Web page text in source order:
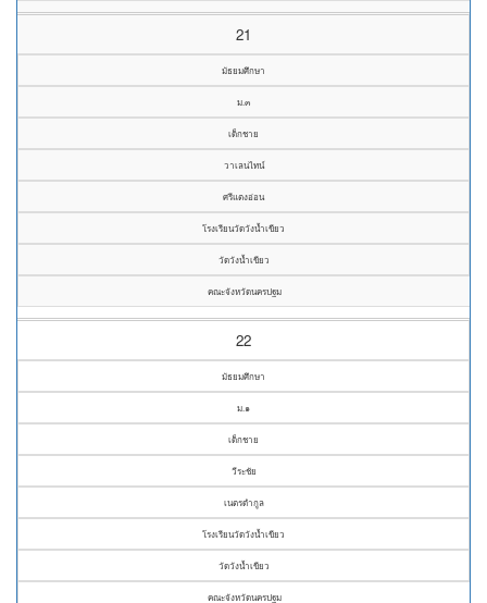
21
มัธยมศึกษา
ม.๓
เด็กชาย
วาเลนไทน์
ศรีแตงอ่อน
โรงเรียนวัดวังน้ำเขียว
วัดวังน้ำเขียว
คณะจังหวัดนครปฐม
22
มัธยมศึกษา
ม.๑
เด็กชาย
วีระชัย
เนตรดำกูล
โรงเรียนวัดวังน้ำเขียว
วัดวังน้ำเขียว
คณะจังหวัดนครปฐม